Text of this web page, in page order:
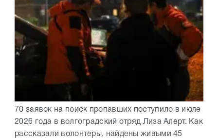
70 заявок на поиск пропавших поступило в июле
2026 года в волгоградский отряд Лиза Алерт. Как
рассказали волонтеры, найдены живыми 45